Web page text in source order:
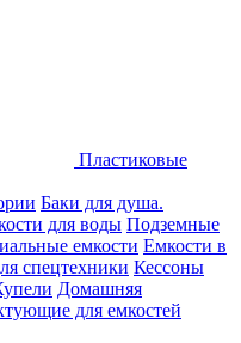
Пластиковые
Баки для душа.
для воды Подземные
емкости Емкости в
спецтехники Кессоны
Домашняя
для емкостей